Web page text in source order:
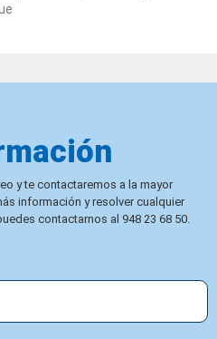
y te contactaremos a la mayor
información y resolver cualquier
contactarnos al 948 23 68 50.